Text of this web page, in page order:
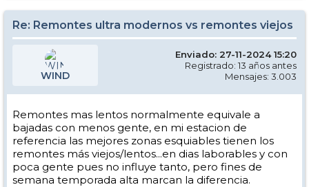
Re: Remontes ultra modernos vs remontes viejos
WIND
Enviado: 27-11-2024 15:20
Registrado: 13 años antes
Mensajes: 3.003
Remontes mas lentos normalmente equivale a
bajadas con menos gente, en mi estacion de
referencia las mejores zonas esquiables tienen los
remontes más viejos/lentos...en dias laborables y con
poca gente pues no influye tanto, pero fines de
semana temporada alta marcan la diferencia.